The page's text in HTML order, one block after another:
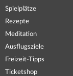
Spielplätze
Rezepte
Meditation
Ausflugsziele
Freizeit-Tipps
Ticketshop